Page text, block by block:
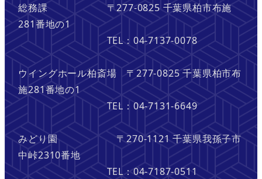
総務課 〒277-0825 千葉県柏市布施
281番地の1
TEL：04-7137-0078
ウイングホール柏斎場 〒277-0825 千葉県柏市布
施281番地の1
TEL：04-7131-6649
みどり園 〒270-1121 千葉県我孫子市
中峠2310番地
TEL：04-7187-0511